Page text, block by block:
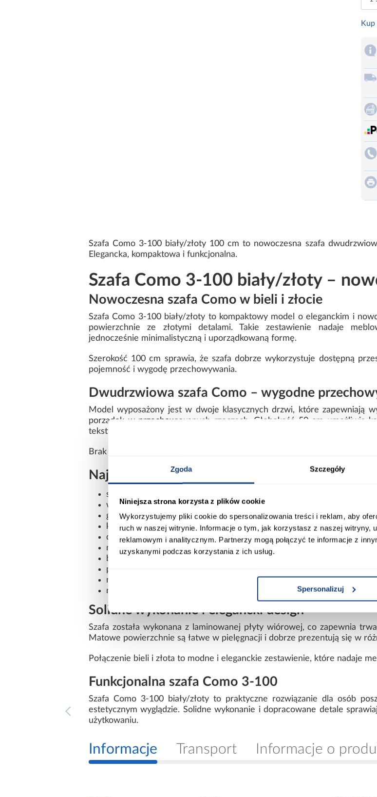
Zgoda Szczegóły
Niniejsza strona korzysta z plików cookie
Wykorzystujemy pliki cookie do spersonalizowania treści i reklam, aby
ruch w naszej witrynie. Informacje o tym, jak korzystasz z naszej witryny,
reklamowym i analitycznym. Partnerzy mogą połączyć te informacje z
uzyskanymi podczas korzystania z ich usług.
Spersonalizuj
Szafa Como 3-100 biały/złoty 100 cm to nowoczesna szafa
Elegancka, kompaktowa i funkcjonalna.
Szafa Como 3-100 biały/złoty –
Nowoczesna szafa Como w bieli i złocie
Szafa Como 3-100 biały/złoty to kompaktowy model o eleganckim i
powierzchnie ze złotymi detalami. Takie zestawienie nadaje
jednocześnie minimalistyczną i uporządkowaną formę.
Szerokość 100 cm sprawia, że szafa dobrze wykorzystuje dostępną
pojemność i wygodę przechowywania.
Dwudrzwiowa szafa Como – wygodne
Model wyposażony jest w dwoje klasycznych drzwi, które zapewniają
porządek w przechowywanych rzeczach. Głębokość 50 cm umożliwia
tekstyliów.
Brak lustra podkreśla nowoczesny styl mebla i sprawia, że bryła pozostaje
Najważniejsze cechy szafy Como 3-100
szerokość: 100 cm
wysokość: 245,5 cm
głębokość: 50 cm
kolor: biały ze złotymi detalami
dwudrzwiowa konstrukcja
matowe wykończenie frontów i korpusu
bez lustra
płyta wiórowa laminowana
nowoczesny styl
mebel do samodzielnego montażu
Solidne wykonanie i elegancki design
Szafa została wykonana z laminowanej płyty wiórowej, co zapewnia
Matowe powierzchnie są łatwe w pielęgnacji i dobrze prezentują się w
Połączenie bieli i złota to modne i eleganckie zestawienie, które nadaje
Funkcjonalna szafa Como 3-100
Szafa Como 3-100 biały/złoty to praktyczne rozwiązanie dla osób
estetycznym wyglądzie. Solidne wykonanie i dopracowane detale
użytkowaniu.
Informacje Transport Informacje o